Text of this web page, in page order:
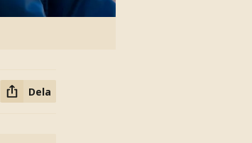
Dela